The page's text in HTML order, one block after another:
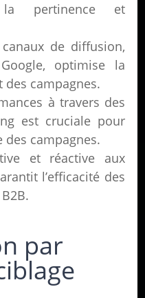
la pertinence et
de diffusion,
optimise la
des campagnes.
à travers des
est cruciale pour
campagnes.
et réactive aux
l’efficacité des
par